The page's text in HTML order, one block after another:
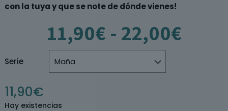
con la tuya y que se note de dónde vienes!
11,90€ - 22,00€de
Serie
11,90€
Hay existencias